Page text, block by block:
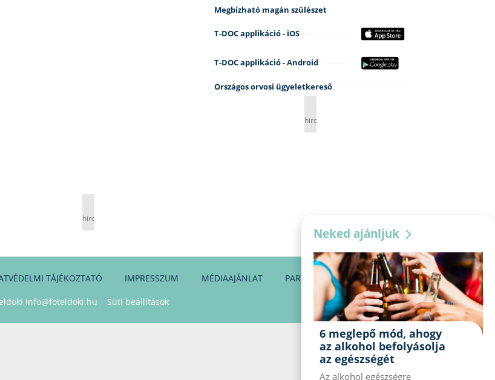
Megbízható magán szülészet
T-DOC applikáció - iOS
T-DOC applikáció - Android
Országos orvosi ügyeletkereső
hirdetés
hirdetés
TÁJÉKOZTATÓ IMPRESSZUM MÉDIAAJÁNLAT PARTNEREINK KAPCSOLAT
info@foteldoki.hu Süti beállítások
Neked ajánljuk
6 meglepő mód, ahogy
az alkohol befolyásolja
az egészségét
Az alkohol egészségre